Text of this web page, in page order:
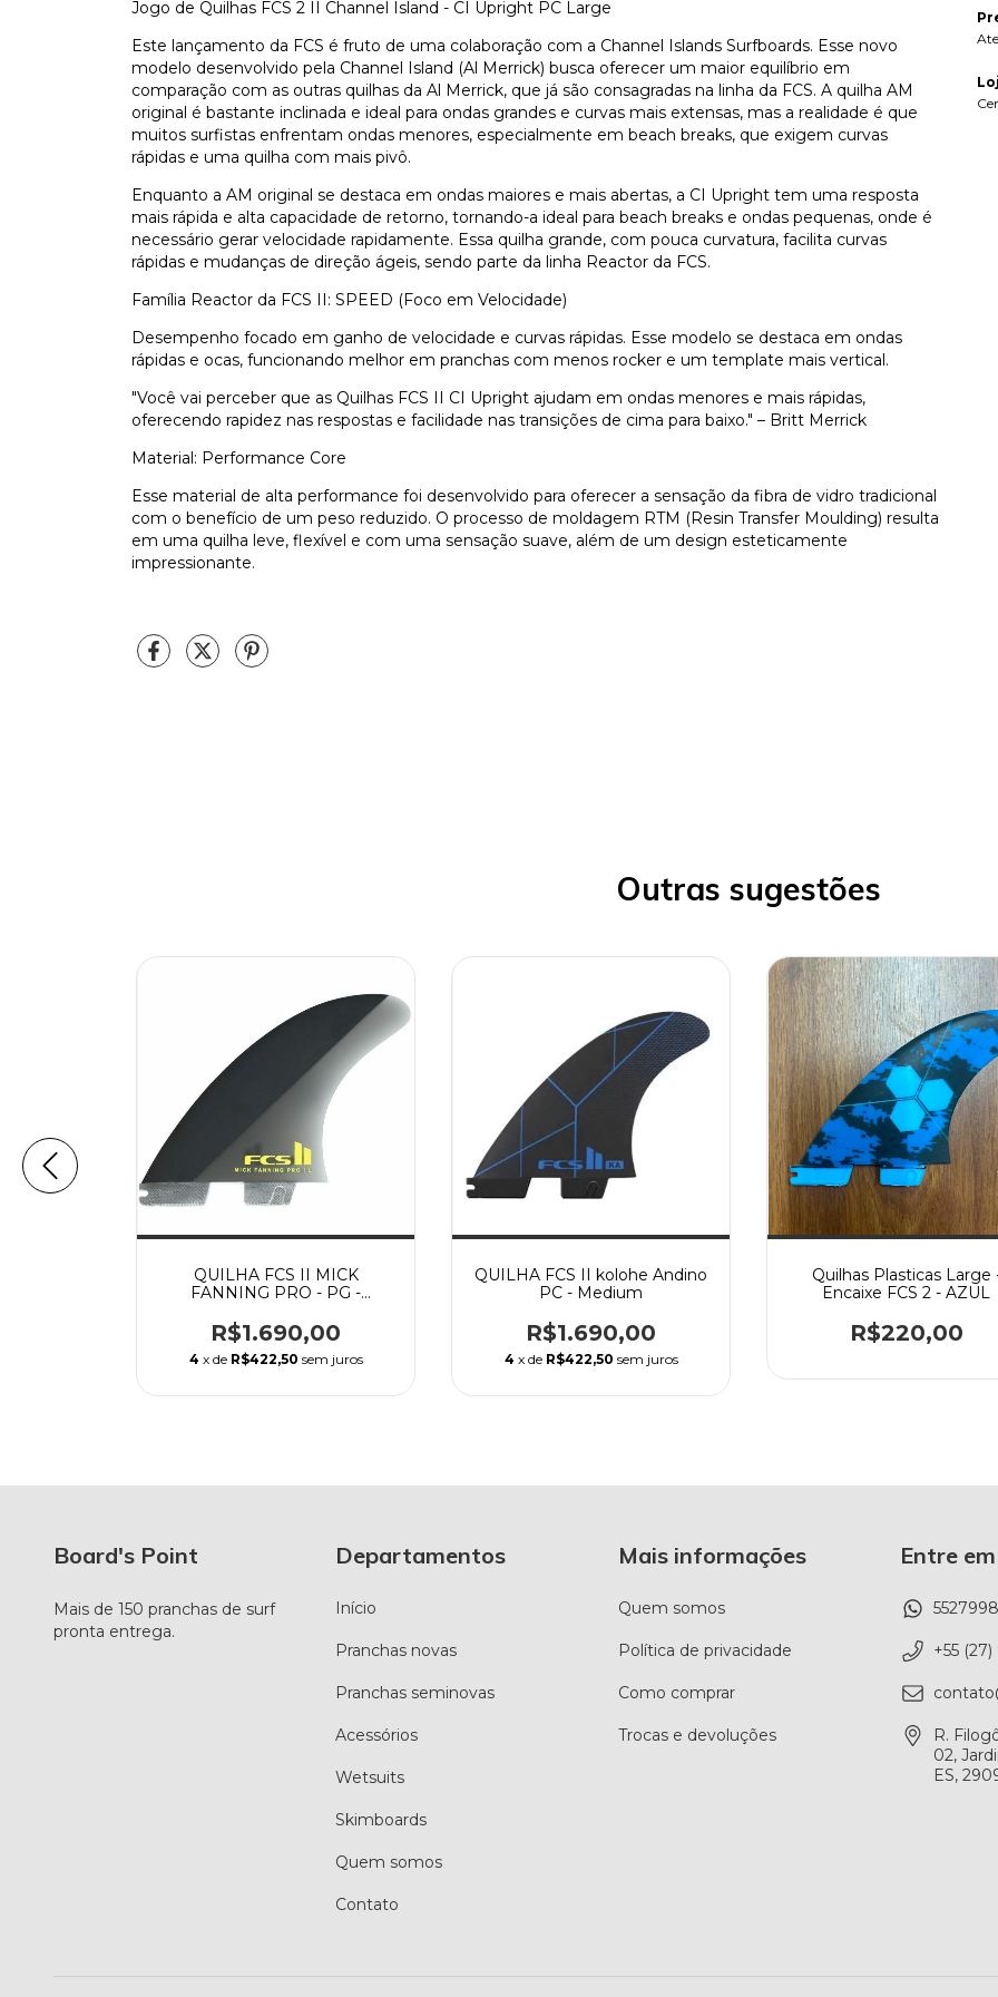
Jogo de Quilhas FCS 2 II Channel Island - CI Upright PC Large
Este lançamento da FCS é fruto de uma colaboração com a Channel Islands Surfboards. Esse novo
modelo desenvolvido pela Channel Island (Al Merrick) busca oferecer um maior equilíbrio em
comparação com as outras quilhas da Al Merrick, que já são consagradas na linha da FCS. A quilha AM
original é bastante inclinada e ideal para ondas grandes e curvas mais extensas, mas a realidade é que
muitos surfistas enfrentam ondas menores, especialmente em beach breaks, que exigem curvas
rápidas e uma quilha com mais pivô.
Enquanto a AM original se destaca em ondas maiores e mais abertas, a CI Upright tem uma resposta
mais rápida e alta capacidade de retorno, tornando-a ideal para beach breaks e ondas pequenas, onde é
necessário gerar velocidade rapidamente. Essa quilha grande, com pouca curvatura, facilita curvas
rápidas e mudanças de direção ágeis, sendo parte da linha Reactor da FCS.
Família Reactor da FCS II: SPEED (Foco em Velocidade)
Desempenho focado em ganho de velocidade e curvas rápidas. Esse modelo se destaca em ondas
rápidas e ocas, funcionando melhor em pranchas com menos rocker e um template mais vertical.
"Você vai perceber que as Quilhas FCS II CI Upright ajudam em ondas menores e mais rápidas,
oferecendo rapidez nas respostas e facilidade nas transições de cima para baixo." – Britt Merrick
Material: Performance Core
Esse material de alta performance foi desenvolvido para oferecer a sensação da fibra de vidro tradicional
com o benefício de um peso reduzido. O processo de moldagem RTM (Resin Transfer Moulding) resulta
em uma quilha leve, flexível e com uma sensação suave, além de um design esteticamente
impressionante.
Outras sugestões
QUILHA FCS II MICK
FANNING PRO - PG -
R$1.690,00
4 x de R$422,50 sem juros
QUILHA FCS II kolohe Andino
PC - Medium
R$1.690,00
4 x de R$422,50 sem juros
Quilhas Plasticas Large
Encaixe FCS 2 - AZUL
R$220,00
Board's Point
Mais de 150 pranchas de surf
pronta entrega.
Departamentos
Início
Pranchas novas
Pranchas seminovas
Acessórios
Wetsuits
Skimboards
Quem somos
Contato
Mais informações
Quem somos
Política de privacidade
Como comprar
Trocas e devoluções
Entre
+55
R.
02,
ES,